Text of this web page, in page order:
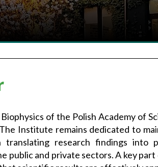
of the Polish Academy of
Institute remains dedicated to
research findings into
public and private sectors. A key